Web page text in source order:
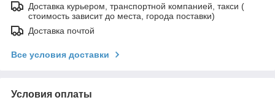
Доставка курьером, транспортной компанией, такси (
стоимость зависит до места, города поставки)
Доставка почтой
Все условия доставки
Условия оплаты